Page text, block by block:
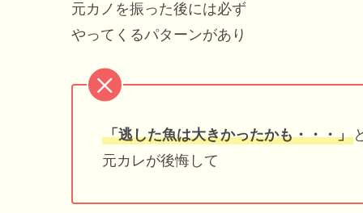
元カノを振った後には必ず
やってくるパターンがあり
「逃した魚は大きかったかも・・・」
元カレが後悔して